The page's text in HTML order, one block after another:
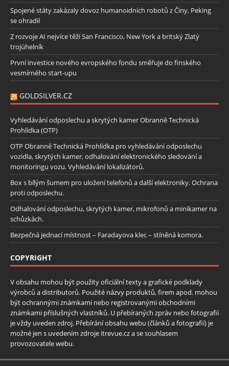
Spojené státy zakázaly dovoz humanoidních robotů z Číny, Peking
se ohradil
Z rozvoje AI nejvíce těží San Francisco, New York a britský Zlatý
trojúhelník
První investice nového evropského fondu směřuje do finského
vesmírného start-upu
GOLDSILVER.CZ
Vyhledávání odposlechu a skrytých kamer Obranně Technická
Prohlídka (OTP)
OTP Obranně Technická Prohlídka pro vyhledávání odposlechu
vozidla, skrytých kamer, odhalování elektronického sledování a
monitoringu vozu. Vyhledávání lokalizátorů.
Box s bílým šumem pro uložení telefonů a další elektroniky. Ochrana
proti odposlechu.
Odhalování odposlechu, skrytých kamer, mikrofonů a minikamer na
schůzkách.
Bezpečná jednací místnost – Faradayova klec – stíněná komora.
COPYRIGHT
V obsahu mohou být použity oficiální texty a grafické podklady
výrobců a distributorů. Použité názvy produktů, firem apod. mohou
být ochrannými známkami nebo registrovanými obchodními
známkami příslušných vlastníků. U přebíraných zpráv nebo fotografií
je vždy uveden zdroj. Přebírání obsahu webu (článků a fotografií) je
možné jen s uvedením zdroje itrevue.cz a se souhlasem
provozovatele webu.